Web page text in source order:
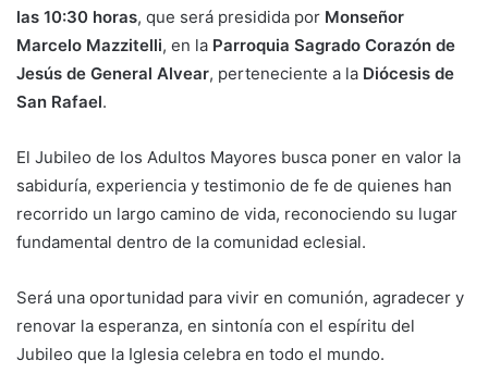
las 10:30 horas, que será presidida por Monseñor
Marcelo Mazzitelli, en la Parroquia Sagrado Corazón de
Jesús de General Alvear, perteneciente a la Diócesis de
San Rafael.
El Jubileo de los Adultos Mayores busca poner en valor la
sabiduría, experiencia y testimonio de fe de quienes han
recorrido un largo camino de vida, reconociendo su lugar
fundamental dentro de la comunidad eclesial.
Será una oportunidad para vivir en comunión, agradecer y
renovar la esperanza, en sintonía con el espíritu del
Jubileo que la Iglesia celebra en todo el mundo.